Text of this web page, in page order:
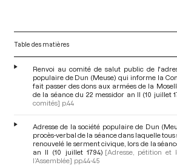
Table des matières
Renvoi au comité de salut public de
populaire de Dun (Meuse) qui informe la
fait passer des dons aux armées de la
de la séance du 22 messidor an II (10 juillet
comités] p.44
Adresse de la société populaire de Dun
procès-verbal de la séance dans laquelle
renouvelé le serment civique, lors de la
an II (10 juillet 1794) [Adresse, pétition et
l’Assemblée] pp.44-45